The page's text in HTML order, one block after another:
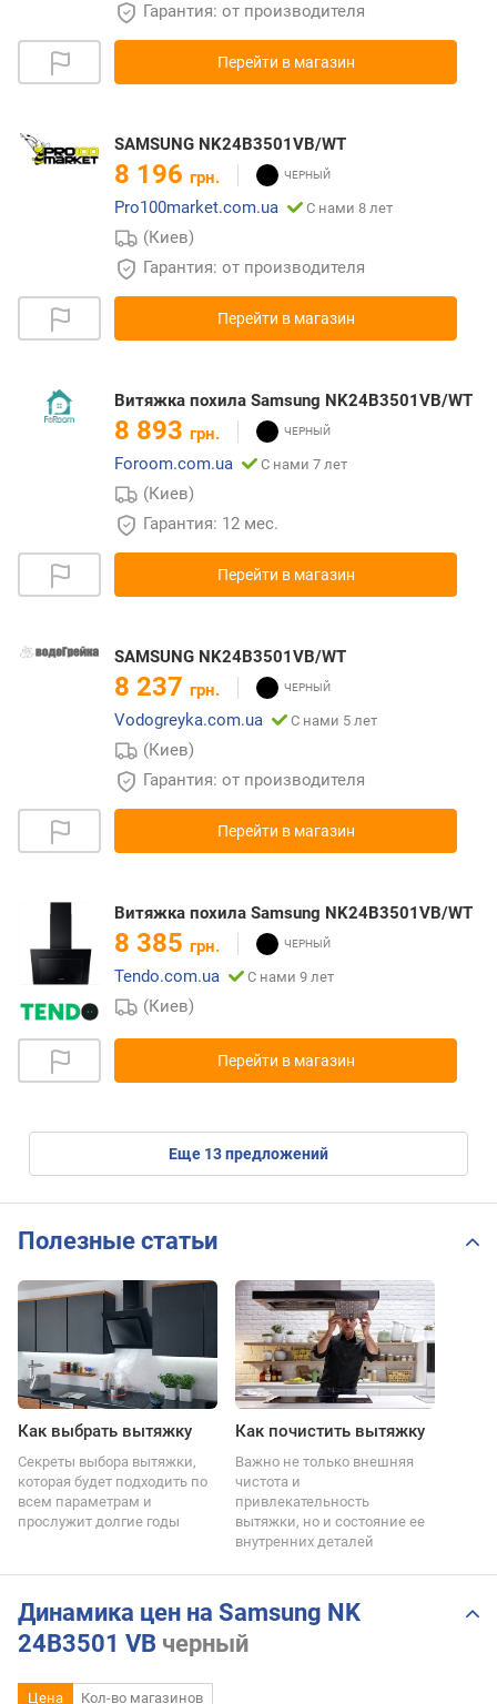
Гарантия: от производителя
Перейти в магазин
SAMSUNG NK24B3501VB/WT
8 196 грн.
Pro100market.com.ua
С нами 8 лет
(Киев)
Гарантия: от производителя
Перейти в магазин
Витяжка похила Samsung NK24B3501VB/WT
8 893 грн.
Foroom.com.ua
С нами 7 лет
(Киев)
Гарантия: 12 мес.
Перейти в магазин
SAMSUNG NK24B3501VB/WT
8 237 грн.
Vodogreyka.com.ua
С нами 5 лет
(Киев)
Гарантия: от производителя
Перейти в магазин
Витяжка похила Samsung NK24B3501VB/WT
8 385 грн.
Tendo.com.ua
С нами 9 лет
(Киев)
Перейти в магазин
eще 13предложений
Полезные статьи
Как выбрать вытяжку
Секреты выбора вытяжки,
которая будет подходить по
всем параметрам и
прослужит долгие годы
Как почистить вытяжку
Важно не только внешняя
чистота и
привлекательность
вытяжки, но и состояние ее
внутренних деталей
Динамика цен на Samsung NK
24B3501 VB черный
Цена Кол-во магазинов